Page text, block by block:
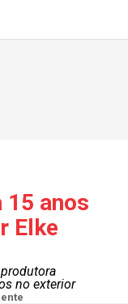
15 anos
Elke
no exterior